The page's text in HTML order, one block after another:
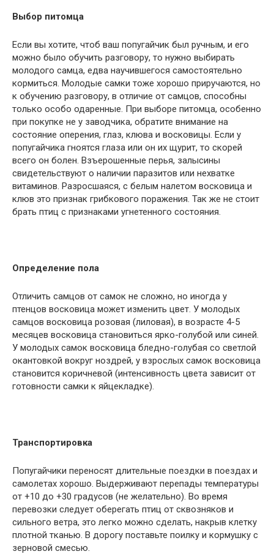
Выбор питомца
Если вы хотите, чтоб ваш попугайчик был ручным, и его
можно было обучить разговору, то нужно выбирать
молодого самца, едва научившегося самостоятельно
кормиться. Молодые самки тоже хорошо приручаются, но
к обучению разговору, в отличие от самцов, способны
только особо одаренные. При выборе питомца, особенно
при покупке не у заводчика, обратите внимание на
состояние оперения, глаз, клюва и восковицы. Если у
попугайчика гноятся глаза или он их щурит, то скорей
всего он болен. Взъерошенные перья, залысины
свидетельствуют о наличии паразитов или нехватке
витаминов. Разросшаяся, с белым налетом восковица и
клюв это признак грибкового поражения. Так же не стоит
брать птиц с признаками угнетенного состояния.
Определение пола
Отличить самцов от самок не сложно, но иногда у
птенцов восковица может изменить цвет. У молодых
самцов восковица розовая (лиловая), в возрасте 4-5
месяцев восковица становиться ярко-голубой или синей.
У молодых самок восковица бледно-голубая со светлой
окантовкой вокруг ноздрей, у взрослых самок восковица
становится коричневой (интенсивность цвета зависит от
готовности самки к яйцекладке).
Транспортировка
Попугайчики переносят длительные поездки в поездах и
самолетах хорошо. Выдерживают перепады температуры
от +10 до +30 градусов (не желательно). Во время
перевозки следует оберегать птиц от сквозняков и
сильного ветра, это легко можно сделать, накрыв клетку
плотной тканью. В дорогу поставьте поилку и кормушку с
зерновой смесью.